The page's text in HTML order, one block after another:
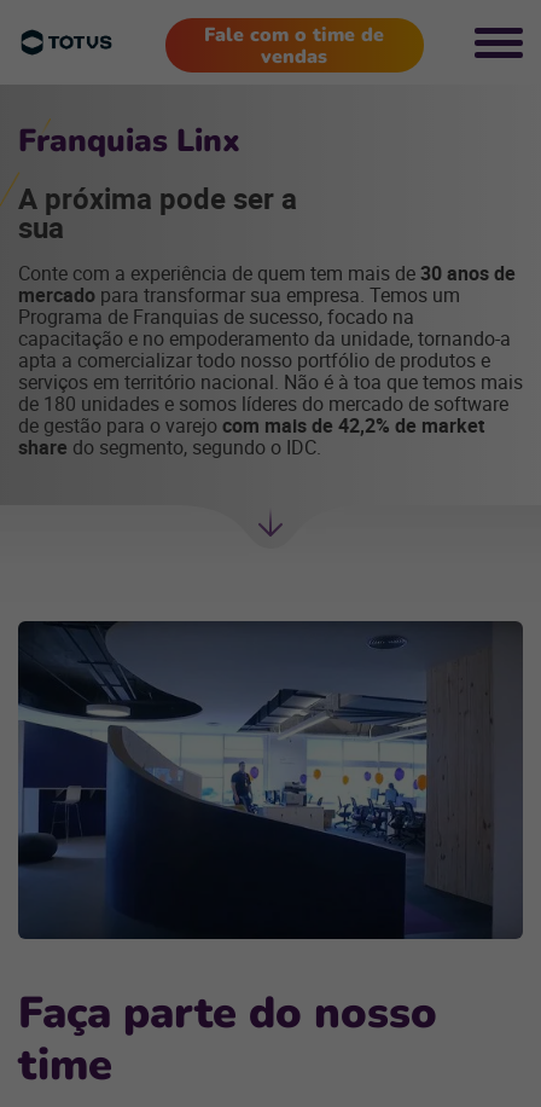
Fale com o time de
vendas
Franquias Linx
A próxima pode ser a
sua
Conte com a experiência de quem tem mais de30 anos de
mercado para transformar sua empresa. Temos um
Programa de Franquias de sucesso, focado na
capacitação e no empoderamento da unidade, tornando-a
apta a comercializar todo nosso portfólio de produtos e
serviços em território nacional. Não é à toa que temos mais
de 180 unidades e somos líderes do mercado de software
de gestão para o varejocom mais de 42,2% de market
share do segmento, segundo o IDC.
Faça parte do nosso
time